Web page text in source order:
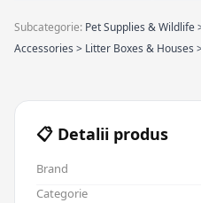
Subcategorie: Pet Supplies & Wildlife
Accessories > Litter Boxes & Houses
📋 Detalii produs
Brand
Categorie